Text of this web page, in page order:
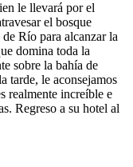
le llevará por el
el bosque
Río para alcanzar la
domina toda la
sobre la bahía de
tarde, le aconsejamos
realmente increíble e
Regreso a su hotel al